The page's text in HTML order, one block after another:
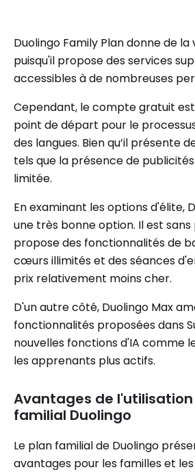
Duolingo Family Plan donne de la
puisqu'il propose des services
accessibles à de nombreuses
Cependant, le compte gratuit
point de départ pour le
des langues. Bien qu’il présente
tels que la présence de
limitée.
En examinant les options d'élite,
une très bonne option. Il est
propose des fonctionnalités de
cœurs illimités et des séances
prix relativement moins cher.
D'un autre côté, Duolingo Max
fonctionnalités proposées dans
nouvelles fonctions d'IA comme
les apprenants plus actifs.
Avantages de
familial Duolingo
Le plan familial de Duolingo
avantages pour les familles et